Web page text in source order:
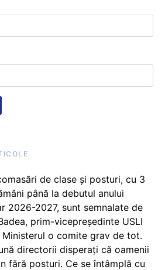
de clase și posturi, cu 3
până la debutul anului
2026-2027, sunt semnalate de
prim-vicepreședinte USLI
Ministerul o comite grav de tot.
directorii disperați că oamenii
fără posturi. Ce se întâmplă cu